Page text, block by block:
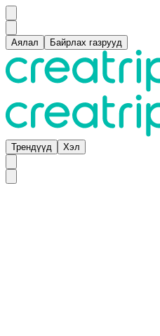
Аялал Байрлах газрууд
Трендүүд Хэл